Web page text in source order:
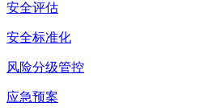
安全评估
安全标准化
风险分级管控
应急预案